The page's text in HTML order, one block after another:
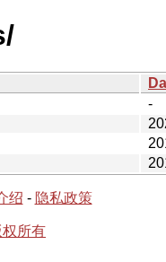
-
绍 - 隐私政策
权所有